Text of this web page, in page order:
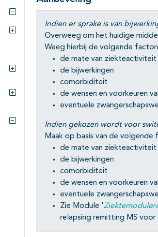
Subpagina's open- en dichtklappen
Subpagina's open- en dichtklappen
Subpagina's open- en dichtklappen
Subpagina's open- en dichtklappen
Subpagina's open- en dichtklappen
Indien er sprake is van
Overweeg om het huidige
Weeg hierbij de volgende
de mate van ziekteactiviteit
de bijwerkingen
comorbiditeit
de wensen en voorkeuren
eventuele
Indien gekozen wordt voor
Maak op basis van de
de mate van ziekteactiviteit
de bijwerkingen
comorbiditeit
de wensen en voorkeuren
eventuele
Zie Module '
relapsing remitting MS voor